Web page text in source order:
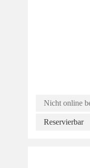
Nicht online
Reservierbar